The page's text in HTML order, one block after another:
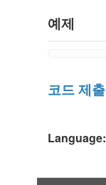
예제
코드 제출
Language: